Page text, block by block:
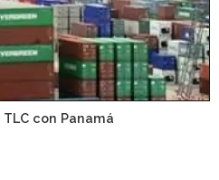
TLC con Panamá